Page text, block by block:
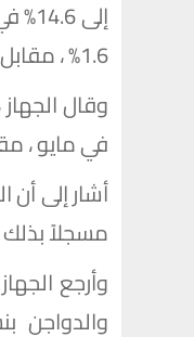
1.6% ، مقابل 1.1%.
في مايو ، مقابل 13.4%
مسجلاً بذلك ارتفاعاُ